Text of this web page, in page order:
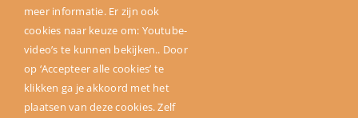
meer informatie. Er zijn ook
cookies naar keuze om: Youtube-
video’s te kunnen bekijken.. Door
op ‘Accepteer alle cookies’ te
klikken ga je akkoord met het
plaatsen van deze cookies. Zelf